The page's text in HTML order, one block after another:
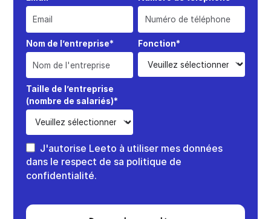
Nom de l’entreprise* Fonction*
Taille de l’entreprise
(nombre de salariés)*
J'autorise Leeto à utiliser mes données
dans le respect de sa politique de
confidentialité.